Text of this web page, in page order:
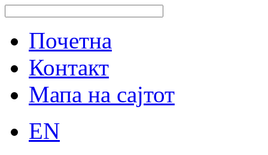
Почетна
Контакт
Мапа на сајтот
EN